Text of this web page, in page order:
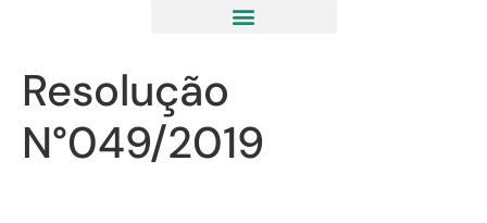
Resolução
N°049/2019